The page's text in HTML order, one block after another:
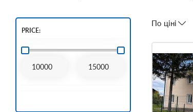
PRICE:
По ціні